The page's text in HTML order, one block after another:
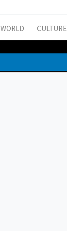
WORLD CULTURE